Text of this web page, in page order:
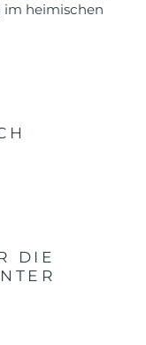
im heimischen
DIE